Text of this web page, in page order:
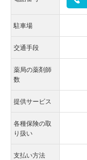
駐車場
交通手段
薬局の薬剤師
数
提供サービス
各種保険の取
り扱い
支払い方法